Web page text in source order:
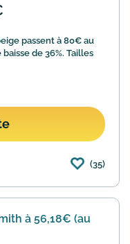
passent à 80€ au
de 36%. Tailles
(35)
à 56,18€ (au